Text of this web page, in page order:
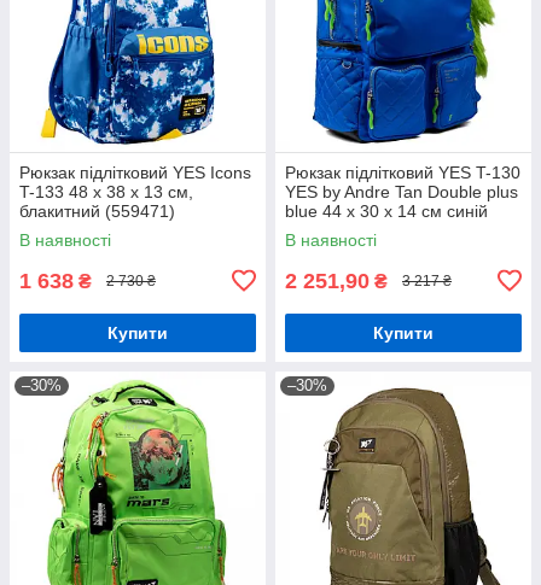
Рюкзак підлітковий YES Icons
T-133 48 х 38 х 13 см,
блакитний (559471)
В наявності
1 638 ₴ 2 730 ₴
Купити
Рюкзак підлітковий YES T-130
YES by Andre Tan Double plus
blue 44 x 30 x 14 см синій
(559048)
В наявності
2 251,90 ₴ 3 217 ₴
Купити
–30% –30%